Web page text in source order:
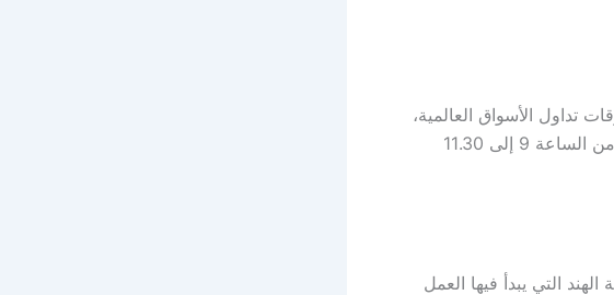
تداول الأسواق العالمية،
والتي يبدأ العمل بها وفقًا لتوقيت جرينتش على فترتين تبدأ الأولى من الساعة 9 إلى 11.30
التي يبدأ فيها العمل